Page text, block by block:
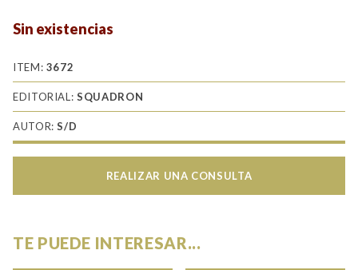
Sin existencias
ITEM: 3672
EDITORIAL:SQUADRON
AUTOR:S/D
REALIZAR UNA CONSULTA
TE PUEDE INTERESAR...